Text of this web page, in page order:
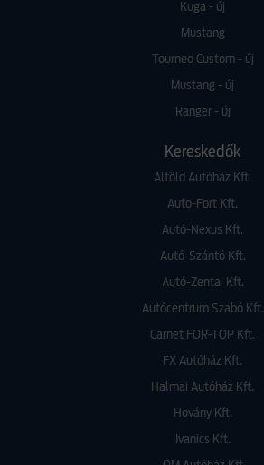
Kuga - új
Mustang
Tourneo Custom - új
Mustang - új
Ranger - új
Kereskedők
Alföld Autóház Kft.
Auto-Fort Kft.
Autó-Nexus Kft.
Autó-Szántó Kft.
Autó-Zentai Kft.
Autócentrum Szabó Kft.
Carnet FOR-TOP Kft.
FX Autóház Kft.
Halmai Autóház Kft.
Hovány Kft.
Ivanics Kft.